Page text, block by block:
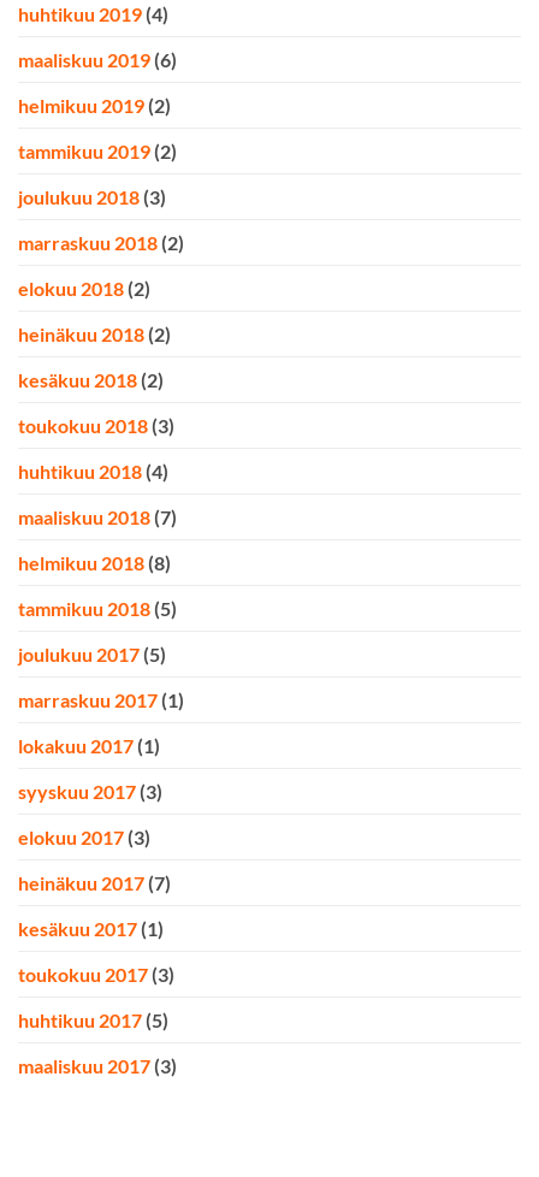
huhtikuu 2019 (4)
maaliskuu 2019 (6)
helmikuu 2019 (2)
tammikuu 2019 (2)
joulukuu 2018 (3)
marraskuu 2018 (2)
elokuu 2018 (2)
heinäkuu 2018 (2)
kesäkuu 2018 (2)
toukokuu 2018 (3)
huhtikuu 2018 (4)
maaliskuu 2018 (7)
helmikuu 2018 (8)
tammikuu 2018 (5)
joulukuu 2017 (5)
marraskuu 2017 (1)
lokakuu 2017 (1)
syyskuu 2017 (3)
elokuu 2017 (3)
heinäkuu 2017 (7)
kesäkuu 2017 (1)
toukokuu 2017 (3)
huhtikuu 2017 (5)
maaliskuu 2017 (3)